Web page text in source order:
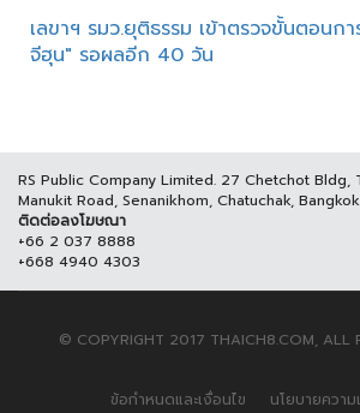
เลขาฯ รมว.ยุติธรรม เข้าตรวจขั้นตอนก
จีฮุน" รอผลอีก 40 วัน
RS Public Company Limited. 27 Chetchot Bldg,
Manukit Road, Senanikhom, Chatuchak,
ติดต่อลงโฆษณา
+66 2 037 8888
+668 4940 4303
© COPYRIGHT 2017 THAICH8.COM, ALL
ข้อกำหนดและเงื่อนไข นโยบายควา